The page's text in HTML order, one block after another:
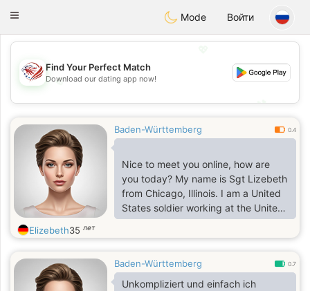
Dating
Toggle
Mode Войти
💖
💕
Find Your Perfect Match
Download our dating app now!
Baden-Württemberg 0.4
Nice to meet you online, how are
you today? My name is Sgt Lizebeth
from Chicago, Illinois. I am a United
States soldier working at the United
Nations peacekeeping troop in
Somalia in the war against terrorism,
talk via google chat.
Elizebeth35 лет
Baden-Württemberg 0.7
Unkompliziert und einfach ich